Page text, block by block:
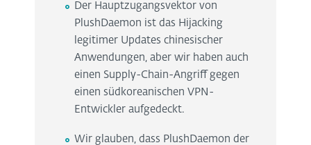
Der Hauptzugangsvektor von
PlushDaemon ist das Hijacking
legitimer Updates chinesischer
Anwendungen, aber wir haben auch
einen Supply-Chain-Angriff gegen
einen südkoreanischen VPN-
Entwickler aufgedeckt.
Wir glauben, dass PlushDaemon der